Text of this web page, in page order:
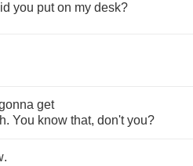
you put on my desk?
get
. You know that, don't you?
.